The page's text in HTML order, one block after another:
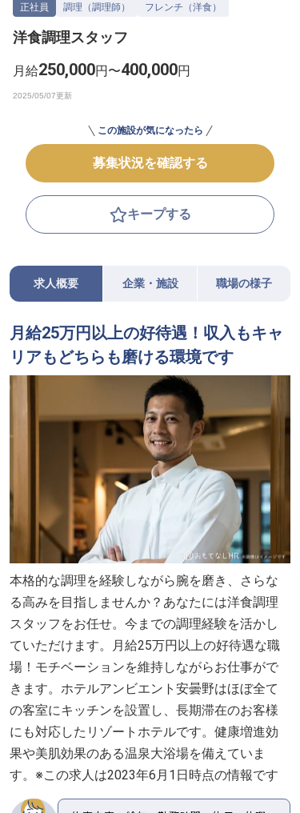
採用をお考えの企業様へ
正社員 調理（調理師） フレンチ（洋食）
洋食調理スタッフ
月給250,000円〜400,000円
この施設が気になったら
募集状況を確認する
キープする
求人概要 企業・施設 職場の様子
月給25万円以上の好待遇！収入もキャ
リアもどちらも磨ける環境です
本格的な調理を経験しながら腕を磨き、さらな
る高みを目指しませんか？あなたには洋食調理
スタッフをお任せ。今までの調理経験を活かし
ていただけます。月給25万円以上の好待遇な職
場！モチベーションを維持しながらお仕事がで
きます。ホテルアンビエント安曇野はほぼ全て
の客室にキッチンを設置し、長期滞在のお客様
にも対応したリゾートホテルです。健康増進効
果や美肌効果のある温泉大浴場を備えていま
す。※この求人は2023年6月1日時点の情報です